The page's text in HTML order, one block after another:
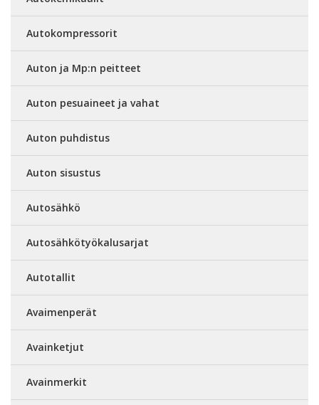
Autokompressorit
Auton ja Mp:n peitteet
Auton pesuaineet ja vahat
Auton puhdistus
Auton sisustus
Autosähkö
Autosähkötyökalusarjat
Autotallit
Avaimenperät
Avainketjut
Avainmerkit